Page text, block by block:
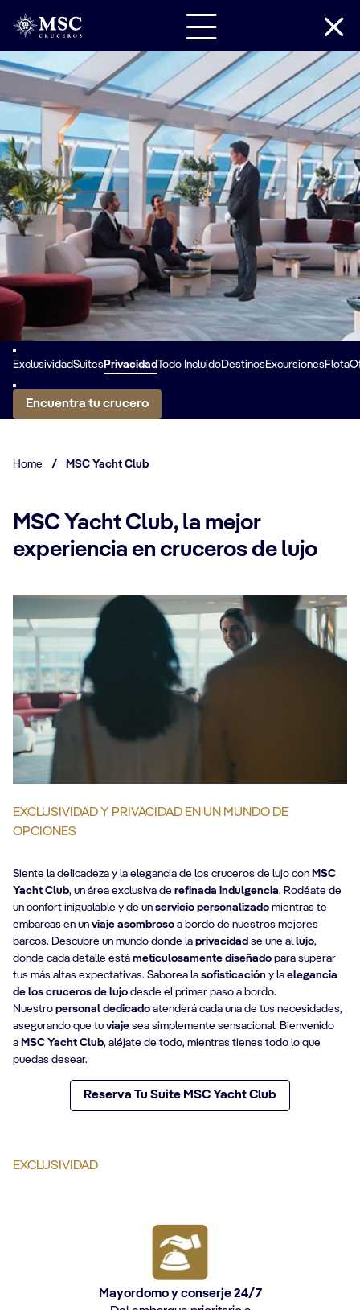
ExclusividadSuitesPrivacidadTodo IncluidoDestinosExcursionesFlota
Encuentra tu crucero
Home / MSC Yacht Club
MSC Yacht Club, la mejor
experiencia en cruceros de lujo
EXCLUSIVIDAD Y PRIVACIDAD EN UN MUNDO DE
OPCIONES
Siente la delicadeza y la elegancia de los cruceros de lujo con MSC
Yacht Club, un área exclusiva de refinada indulgencia. Rodéate de
un confort inigualable y de un servicio personalizado mientras te
embarcas en un viaje asombroso a bordo de nuestros mejores
barcos. Descubre un mundo donde la privacidad se une allujo,
donde cada detalle está meticulosamente diseñado para superar
tus más altas expectativas. Saborea la sofisticación y la elegancia
de los cruceros de lujo desde el primer paso a bordo.
Nuestro personal dedicado atenderá cada una de tus necesidades,
asegurando que tu viaje sea simplemente sensacional. Bienvenido
a MSC Yacht Club, aléjate de todo, mientras tienes todo lo que
puedas desear.
Reserva Tu Suite MSC Yacht Club
EXCLUSIVIDAD
Mayordomo y conserje 24/7